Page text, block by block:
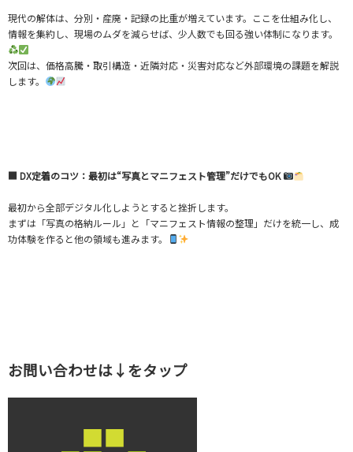
現代の解体は、分別・産廃・記録の比重が増えています。ここを仕組み化し、
情報を集約し、現場のムダを減らせば、少人数でも回る強い体制になります。
次回は、価格高騰・取引構造・近隣対応・災害対応など外部環境の課題を解説
します。
■ DX定着のコツ：最初は“写真とマニフェスト管理”だけでもOK
最初から全部デジタル化しようとすると挫折します。
まずは「写真の格納ルール」と「マニフェスト情報の整理」だけを統一し、成
功体験を作ると他の領域も進みます。
お問い合わせは↓をタップ